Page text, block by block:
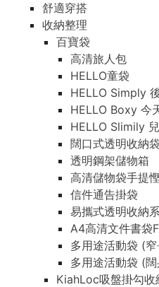
舒適穿搭
收納整理
百寶袋
高清旅人包
HELLO童袋
HELLO Simply
HELLO Boxy 今
HELLO Slimily
闊口式透明收納
透明鋼架儲物箱
高清儲物袋手提
信件通告掛袋
易攜式透明收納
A4高清文件書袋
多用途活動袋 (窄
多用途活動袋 (闊
KiahLoc吸盤掛勾收